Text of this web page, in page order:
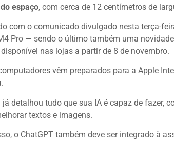
espaço, com cerca de 12 centímetros de
com o comunicado divulgado nesta terça-
Pro — sendo o último também uma
nas lojas a partir de 8 de novembro.
vêm preparados para a Apple
já detalhou tudo que sua IA é capaz de fazer,
textos e imagens.
o ChatGPT também deve ser integrado à